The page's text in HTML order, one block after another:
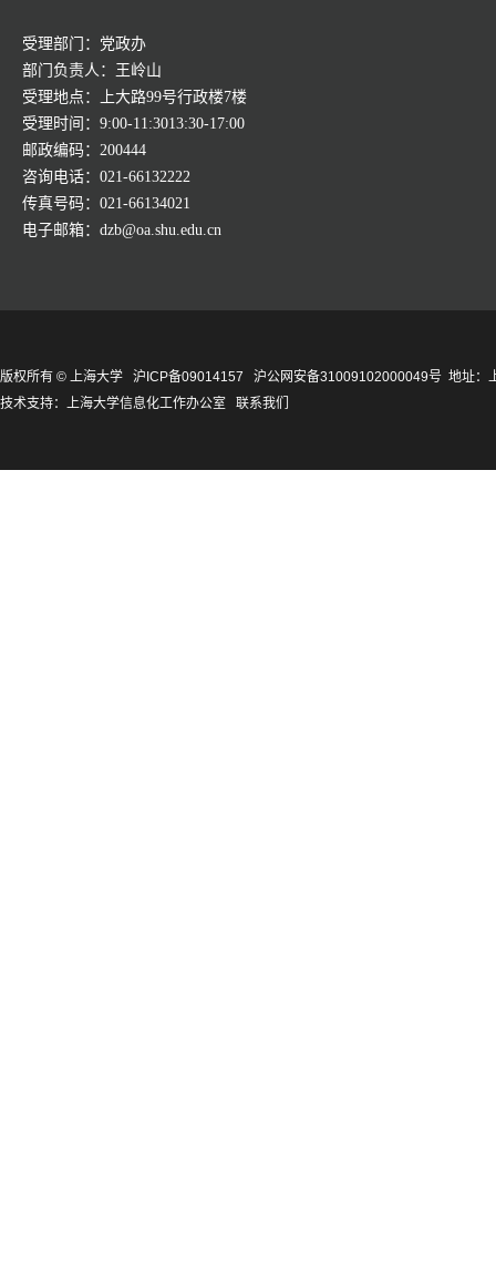
受理部门：党政办
部门负责人：王岭山
受理地点：上大路99号行政楼7楼
受理时间：9:00-11:3013:30-17:00
邮政编码：200444
咨询电话：021-66132222
传真号码：021-66134021
电子邮箱：dzb@oa.shu.edu.cn
版权所有 © 上海大学 沪ICP备09014157 沪公网安备31009102000049号 地址：
技术支持： 上海大学信息化工作办公室 联系我们